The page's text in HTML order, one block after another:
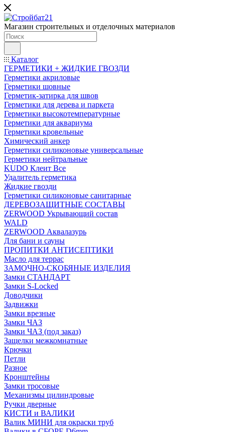
Магазин строительных и отделочных материалов
Каталог
ГЕРМЕТИКИ + ЖИДКИЕ ГВОЗДИ
Герметики акриловые
Герметики шовные
Герметик-затирка для швов
Герметики для дерева и паркета
Герметики высокотемпературные
Герметики для аквариума
Герметики кровельные
Химический анкер
Герметики силиконовые универсальные
Герметики нейтральные
KUDO Клеит Все
Удалитель герметика
Жидкие гвозди
Герметики силиконовые санитарные
ДЕРЕВОЗАЩИТНЫЕ СОСТАВЫ
ZERWOOD Укрывающий состав
WALD
ZERWOOD Аквалазурь
Для бани и сауны
ПРОПИТКИ АНТИСЕПТИКИ
Масло для террас
ЗАМОЧНО-СКОБЯНЫЕ ИЗДЕЛИЯ
Замки СТАНДАРТ
Замки S-Locked
Доводчики
Задвижки
Замки врезные
Замки ЧАЗ
Замки ЧАЗ (под заказ)
Защелки межкомнатные
Крючки
Петли
Разное
Кронштейны
Замки тросовые
Механизмы цилиндровые
Ручки дверные
КИСТИ и ВАЛИКИ
Валик МИНИ для окраски труб